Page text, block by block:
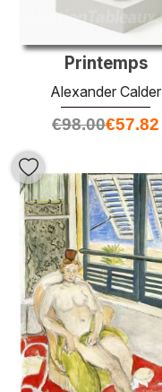
Printemps
Alexander Calder
€98.00€57.82